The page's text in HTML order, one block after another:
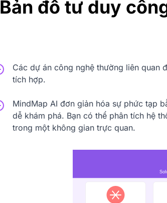
Bản đồ tư duy
Các dự án công nghệ thường liên quan
tích hợp.
MindMap AI đơn giản hóa sự phức tạp
dễ khám phá. Bạn có thể phân tích hệ
trong một không gian trực quan.